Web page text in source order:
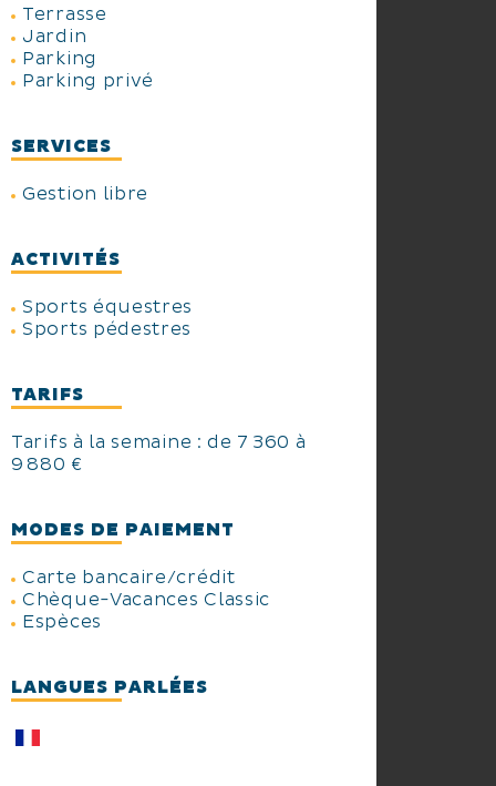
Terrasse
Jardin
Parking
Parking privé
SERVICES
Gestion libre
ACTIVITÉS
Sports équestres
Sports pédestres
TARIFS
Tarifs à la semaine : de 7 360 à
9 880 €
MODES DE PAIEMENT
Carte bancaire/crédit
Chèque-Vacances Classic
Espèces
LANGUES PARLÉES